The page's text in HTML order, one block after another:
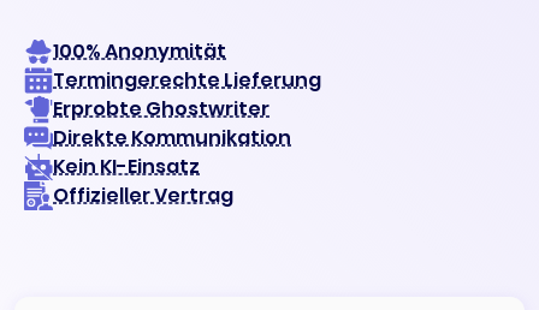
100% Anonymität
Termingerechte Lieferung
Erprobte Ghostwriter
Direkte Kommunikation
Kein KI-Einsatz
Offizieller Vertrag